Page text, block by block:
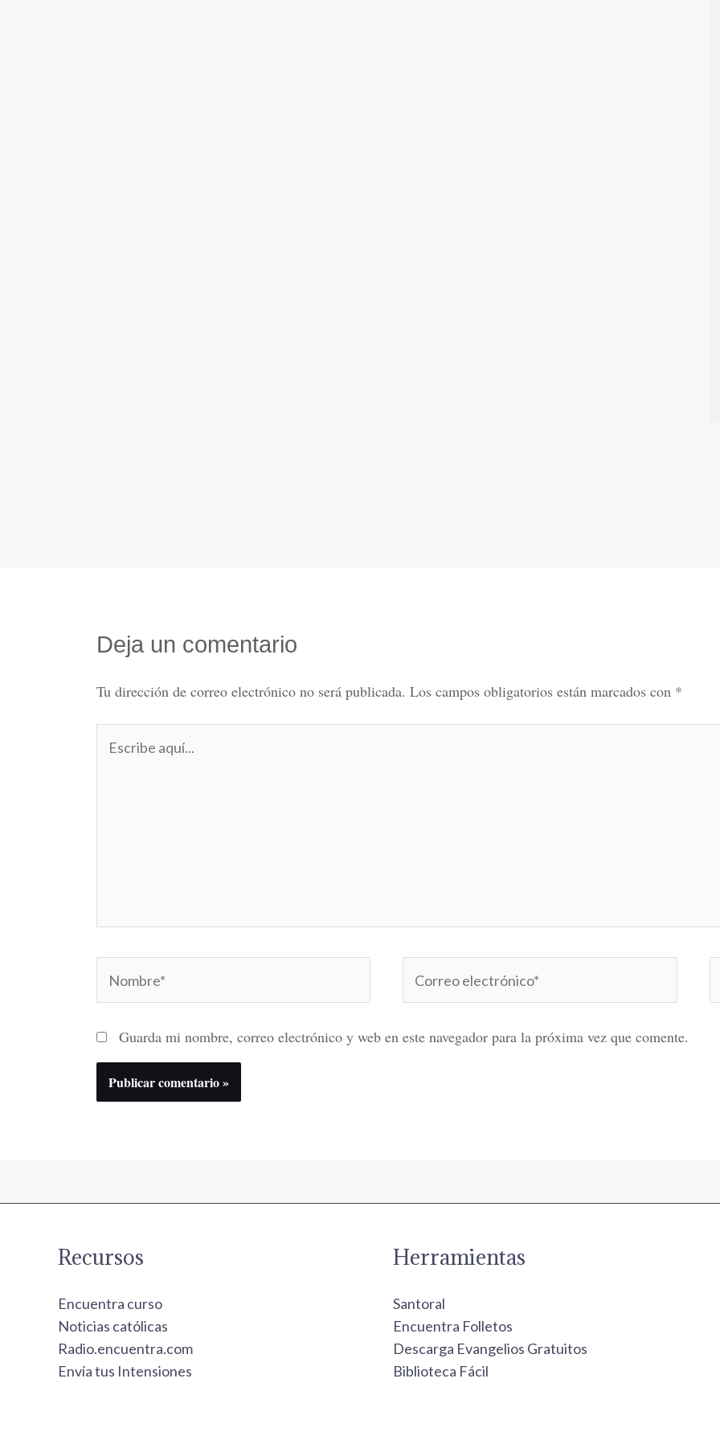
Deja un comentario
Tu dirección de correo electrónico no será publicada. Los campos obligatorios están marcados con *
aquí...
electrónico*
Guarda mi nombre, correo electrónico y web en este navegador para la próxima vez que comente.
Recursos
Encuentra curso
Noticias católicas
Radio.encuentra.com
Envía tus Intensiones
Herramientas
Santoral
Encuentra Folletos
Descarga Evangelios Gratuitos
Biblioteca Fácil